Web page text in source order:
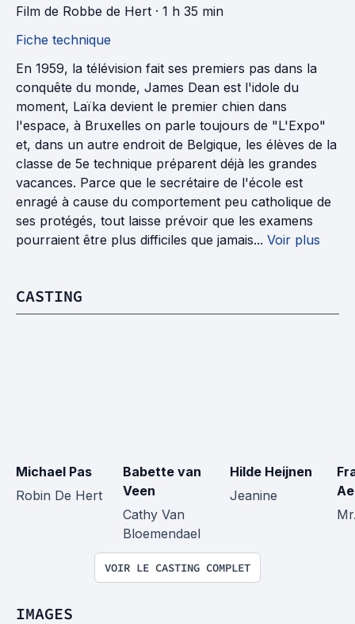
Film de Robbe de Hert · 1 h 35 min
Fiche technique
En 1959, la télévision fait ses premiers pas dans la
conquête du monde, James Dean est l'idole du
moment, Laïka devient le premier chien dans
l'espace, à Bruxelles on parle toujours de "L'Expo"
et, dans un autre endroit de Belgique, les élèves de la
classe de 5e technique préparent déjà les grandes
vacances. Parce que le secrétaire de l'école est
enragé à cause du comportement peu catholique de
ses protégés, tout laisse prévoir que les examens
pourraient être plus difficiles que jamais... Voir plus
CASTING
Michael Pas
Robin De Hert
Babette van
Veen
Cathy Van
Bloemendael
Hilde Heijnen
Jeanine
VOIR LE CASTING COMPLET
IMAGES